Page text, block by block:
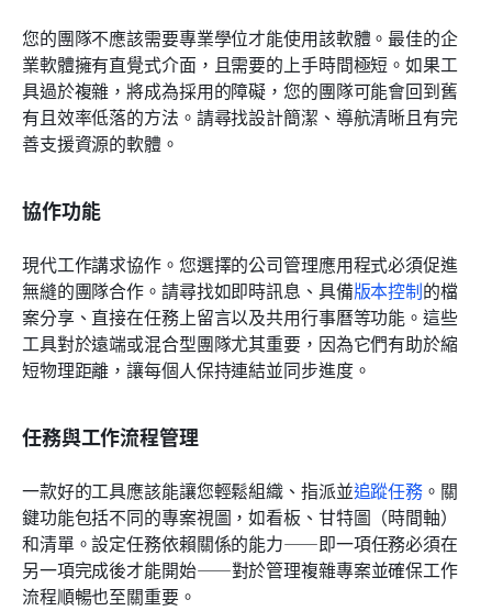
您的團隊不應該需要專業學位才能使用該軟體。最佳的企
業軟體擁有直覺式介面，且需要的上手時間極短。如果工
具過於複雜，將成為採用的障礙，您的團隊可能會回到舊
有且效率低落的方法。請尋找設計簡潔、導航清晰且有完
善支援資源的軟體。
協作功能
現代工作講求協作。您選擇的公司管理應用程式必須促進
無縫的團隊合作。請尋找如即時訊息、具備版本控制的檔
案分享、直接在任務上留言以及共用行事曆等功能。這些
工具對於遠端或混合型團隊尤其重要，因為它們有助於縮
短物理距離，讓每個人保持連結並同步進度。
任務與工作流程管理
一款好的工具應該能讓您輕鬆組織、指派並追蹤任務 。關
鍵功能包括不同的專案視圖，如看板、甘特圖（時間軸）
和清單。設定任務依賴關係的能力——即一項任務必須在
另一項完成後才能開始——對於管理複雜專案並確保工作
流程順暢也至關重要。